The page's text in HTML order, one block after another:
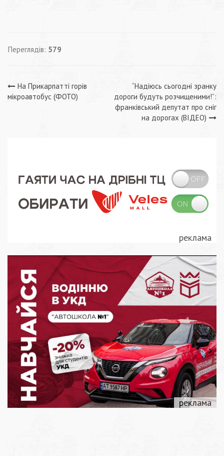
Переглядів: 579
Навігація
На Прикарпатті горів
мікроавтобус (ФОТО)
“Надіюсь сьогодні зранку
дороги будуть розчищеними!”:
франківський депутат про сніг
на дорогах (ВІДЕО)